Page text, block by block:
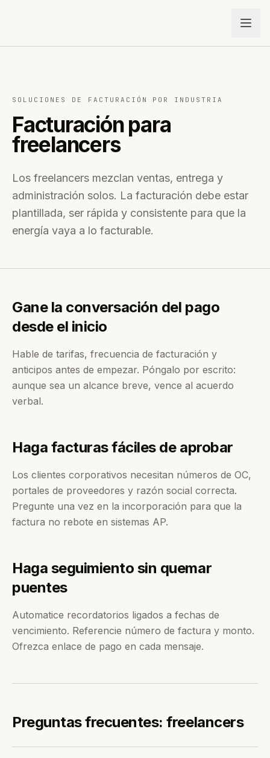
SOLUCIONES DE FACTURACIÓN POR INDUSTRIA
Facturación para
freelancers
Los freelancers mezclan ventas, entrega y
administración solos. La facturación debe estar
plantillada, ser rápida y consistente para que la
energía vaya a lo facturable.
Gane la conversación del pago
desde el inicio
Hable de tarifas, frecuencia de facturación y
anticipos antes de empezar. Póngalo por escrito:
aunque sea un alcance breve, vence al acuerdo
verbal.
Haga facturas fáciles de aprobar
Los clientes corporativos necesitan números de OC,
portales de proveedores y razón social correcta.
Pregunte una vez en la incorporación para que la
factura no rebote en sistemas AP.
Haga seguimiento sin quemar
puentes
Automatice recordatorios ligados a fechas de
vencimiento. Referencie número de factura y monto.
Ofrezca enlace de pago en cada mensaje.
Preguntas frecuentes: freelancers